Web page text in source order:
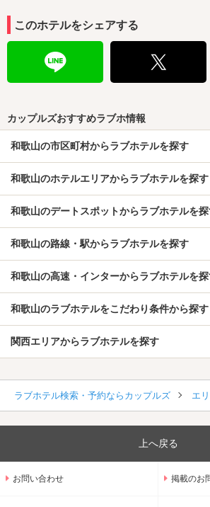
このホテルをシェアする
カップルズおすすめラブホ情報
和歌山の市区町村からラブホテルを探す
和歌山のホテルエリアからラブホテルを探す
和歌山のデートスポットからラブホテルを
和歌山の路線・駅からラブホテルを探す
和歌山の高速・インターからラブホテルを
和歌山のラブホテルをこだわり条件から探す
関西エリアからラブホテルを探す
ラブホテル検索・予約ならカップルズ エ
上へ戻る
お問い合わせ 掲載のお